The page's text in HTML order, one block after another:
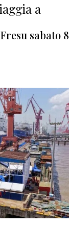
a
sabato 8